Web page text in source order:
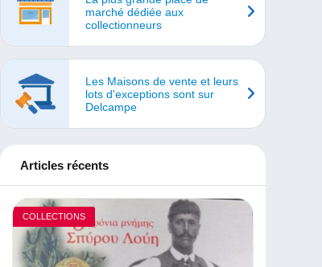
marché dédiée aux
collectionneurs
Les Maisons de vente et leurs
lots d'exceptions sont sur
Delcampe
Articles récents
COLLECTIONS